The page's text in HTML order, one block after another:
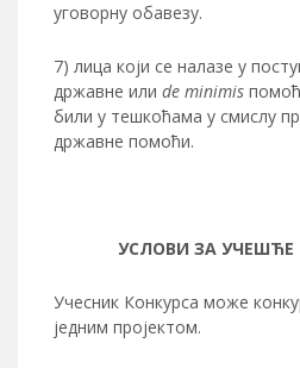
уговорну обавезу.
7) лица који се налазe у
државне или de minimis
били у тешкоћама у смислу
државне помоћи.
УСЛОВИ ЗА УЧЕШЋЕ
Учесник Конкурса може
jедним проjектом.